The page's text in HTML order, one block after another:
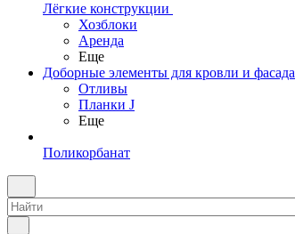
Лёгкие конструкции
Хозблоки
Аренда
Еще
Доборные элементы для кровли и фасада
Отливы
Планки J
Еще
Поликорбанат